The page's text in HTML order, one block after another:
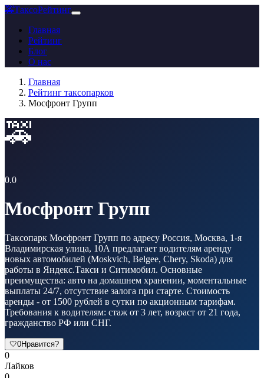
🚕ТаксоРейтинг
Главная
Рейтинг
Блог
О нас
Главная
Рейтинг таксопарков
Мосфронт Групп
🚕
0.0
Мосфронт Групп
Таксопарк Мосфронт Групп по адресу Россия, Москва, 1-я
Владимирская улица, 10А предлагает водителям аренду
новых автомобилей (Moskvich, Belgee, Chery, Skoda) для
работы в Яндекс.Такси и Ситимобил. Основные
преимущества: авто на домашнем хранении, моментальные
выплаты 24/7, отсутствие залога при старте. Стоимость
аренды - от 1500 рублей в сутки по акционным тарифам.
Требования к водителям: стаж от 3 лет, возраст от 21 года,
гражданство РФ или СНГ.
🤍0Нравится?
0
Лайков